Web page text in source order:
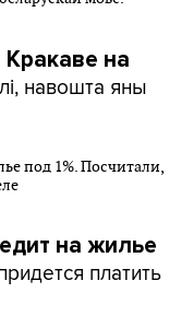
на
навошта яны
на жилье
платить